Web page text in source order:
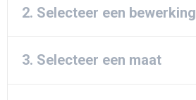
2. Selecteer een bewerking
3. Selecteer een maat